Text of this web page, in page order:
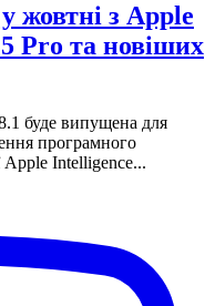
жовтні з Apple
Pro та новіших
буде випущена для
програмного
Apple Intelligence...